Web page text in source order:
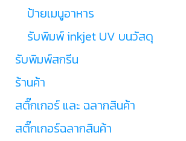
ป้ายเมนูอาหาร
รับพิมพ์ inkjet UV บนวัสดุ
รับพิมพ์สกรีน
ร้านค้า
สติ๊กเกอร์ และ ฉลากสินค้า
สติ๊กเกอร์ฉลากสินค้า